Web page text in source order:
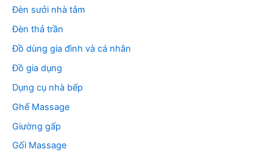
Đèn sưởi nhà tắm
Đèn thả trần
Đồ dùng gia đình và cá nhân
Đồ gia dụng
Dụng cụ nhà bếp
Ghế Massage
Giường gấp
Gối Massage